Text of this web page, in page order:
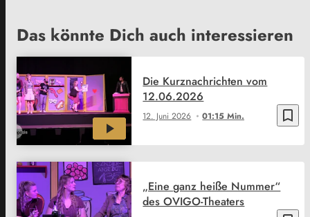
Das könnte Dich auch interessieren
bookmark_border
12. Juni 2026 01:15 Min.
Die Kurznachrichten vom
12.06.2026
„Eine ganz heiße Nummer“
des OVIGO-Theaters